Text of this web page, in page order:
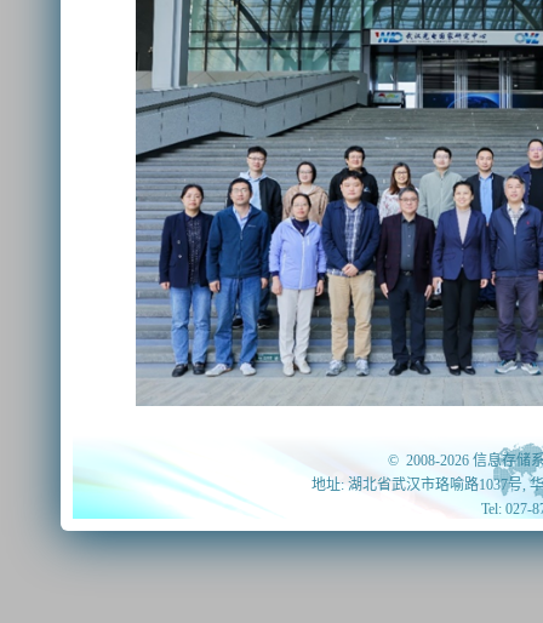
© 2008-2026 信息存储
地址: 湖北省武汉市珞喻路1037号,
Tel: 027-